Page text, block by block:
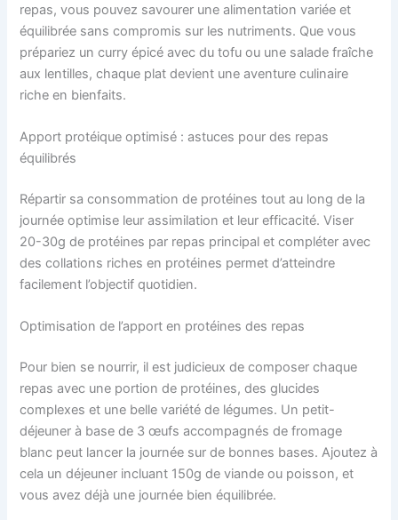
repas, vous pouvez savourer une alimentation variée et
équilibrée sans compromis sur les nutriments. Que vous
prépariez un curry épicé avec du tofu ou une salade fraîche
aux lentilles, chaque plat devient une aventure culinaire
riche en bienfaits.
Apport protéique optimisé : astuces pour des repas
équilibrés
Répartir sa consommation de protéines tout au long de la
journée optimise leur assimilation et leur efficacité. Viser
20-30g de protéines par repas principal et compléter avec
des collations riches en protéines permet d’atteindre
facilement l’objectif quotidien.
Optimisation de l’apport en protéines des repas
Pour bien se nourrir, il est judicieux de composer chaque
repas avec une portion de protéines, des glucides
complexes et une belle variété de légumes. Un petit-
déjeuner à base de 3 œufs accompagnés de fromage
blanc peut lancer la journée sur de bonnes bases. Ajoutez à
cela un déjeuner incluant 150g de viande ou poisson, et
vous avez déjà une journée bien équilibrée.